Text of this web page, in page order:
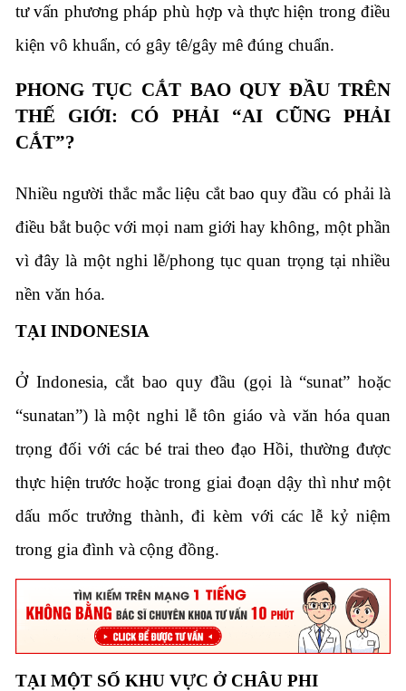
tư vấn phương pháp phù hợp và thực hiện trong điều
kiện vô khuẩn, có gây tê/gây mê đúng chuẩn.
PHONG TỤC CẮT BAO QUY ĐẦU TRÊN
THẾ GIỚI: CÓ PHẢI “AI CŨNG PHẢI
CẮT”?
Nhiều người thắc mắc liệu cắt bao quy đầu có phải là
điều bắt buộc với mọi nam giới hay không, một phần
vì đây là một nghi lễ/phong tục quan trọng tại nhiều
nền văn hóa.
TẠI INDONESIA
Ở Indonesia, cắt bao quy đầu (gọi là “sunat” hoặc
“sunatan”) là một nghi lễ tôn giáo và văn hóa quan
trọng đối với các bé trai theo đạo Hồi, thường được
thực hiện trước hoặc trong giai đoạn dậy thì như một
dấu mốc trưởng thành, đi kèm với các lễ kỷ niệm
trong gia đình và cộng đồng.
TẠI MỘT SỐ KHU VỰC Ở CHÂU PHI